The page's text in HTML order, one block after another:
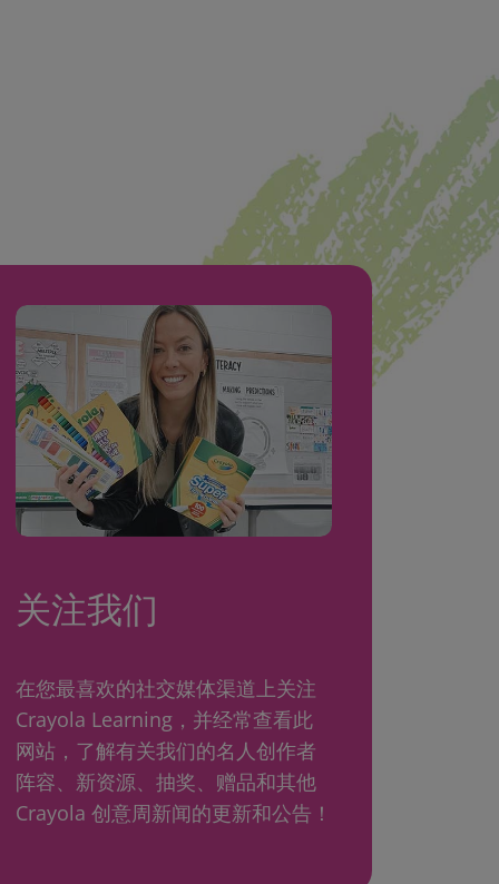
关注我们
在您最喜欢的社交媒体渠道上关注
Crayola Learning，并经常查看此
网站，了解有关我们的名人创作者
阵容、新资源、抽奖、赠品和其他
Crayola 创意周新闻的更新和公告！